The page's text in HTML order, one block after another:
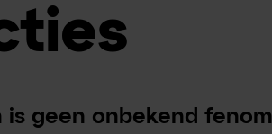
is geen onbekend